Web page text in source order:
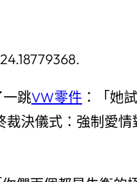
一跳VW零件 ：「她
裁決儀式：強制愛